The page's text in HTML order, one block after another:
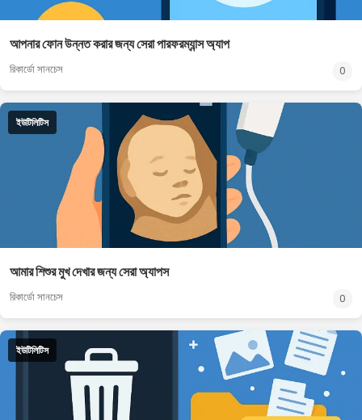
আপনার ফোন উন্নত করার জন্য সেরা পারফরম্যান্স অ্যাপ
রিকার্ডো সানচেস 0
ইউটিলিটিস
আমার শিশুর মুখ দেখার জন্য সেরা অ্যাপস
রিকার্ডো সানচেস 0
ইউটিলিটিস